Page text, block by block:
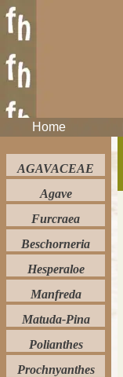
Home
AGAVACEAE
Agave
Furcraea
Beschorneria
Hesperaloe
Manfreda
Matuda-Pina
Polianthes
Prochnyanthes